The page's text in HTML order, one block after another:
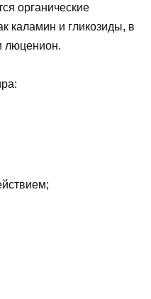
органические
каламин и гликозиды, в
люценион.